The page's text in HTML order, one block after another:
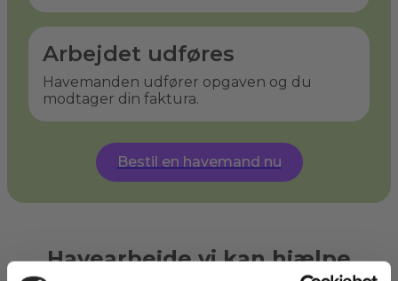
Arbejdet udføres
Havemanden udfører opgaven og du
modtager din faktura.
Bestil en havemand nu
Havearbejde vi kan hjælpe